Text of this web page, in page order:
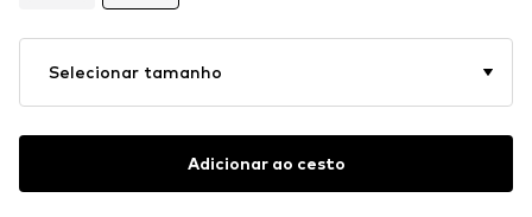
Selecionar tamanho
Adicionar ao cesto